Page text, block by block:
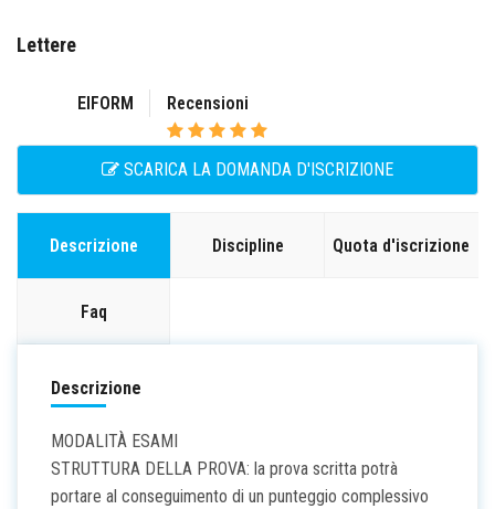
LAVORA CON NOI
CONTATTI
Lettere
EIFORM Recensioni
SCARICA LA DOMANDA D'ISCRIZIONE
Descrizione Discipline Quota d'iscrizione
Faq
Descrizione
MODALITÀ ESAMI
STRUTTURA DELLA PROVA: la prova scritta potrà
portare al conseguimento di un punteggio complessivo